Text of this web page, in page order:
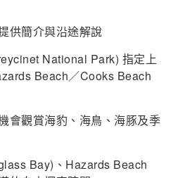
供簡介與沿途解說
National Park) 指定上
Beach／Cooks Beach
會觀賞海豹、海鳥、海豚及季
Bay)、Hazards Beach